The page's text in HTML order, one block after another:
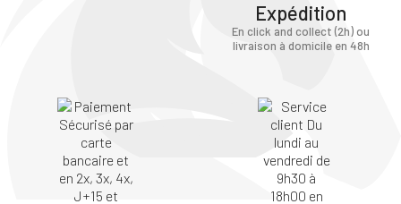
Expédition
En click and collect (2h) ou
livraison à domicile en 48h